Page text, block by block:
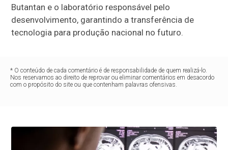
Butantan e o laboratório responsável pelo
desenvolvimento, garantindo a transferência de
tecnologia para produção nacional no futuro.
* O conteúdo de cada comentário é de responsabilidade de quem realizá-lo.
Nos reservamos ao direito de reprovar ou eliminar comentários em desacordo
com o propósito do site ou que contenham palavras ofensivas.